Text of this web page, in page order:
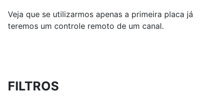
Veja que se utilizarmos apenas a primeira placa já
teremos um controle remoto de um canal.
FILTROS